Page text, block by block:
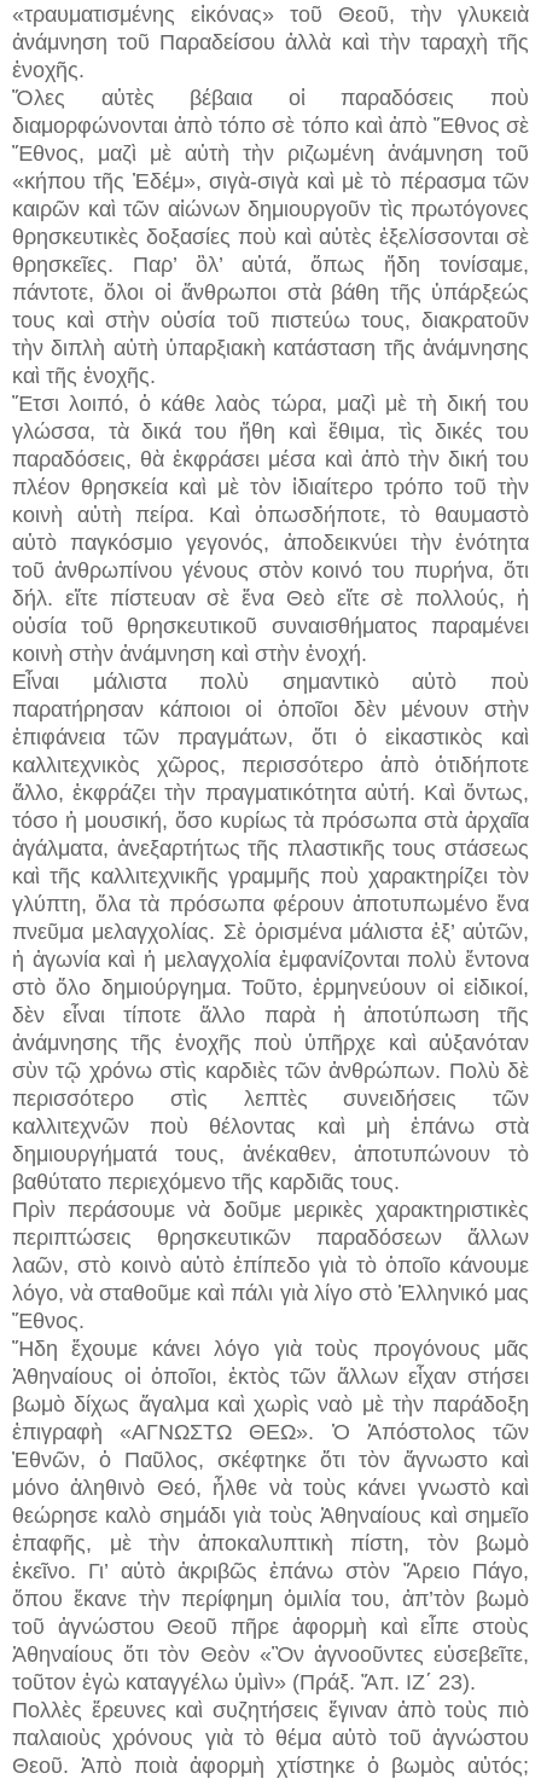
«τραυματισμένης εἰκόνας» τοῦ Θεοῦ, τὴν γλυκειὰ
ἀνάμνηση τοῦ Παραδείσου ἀλλὰ καὶ τὴν ταραχὴ τῆς
ἐνοχῆς.
Ὅλες αὐτὲς βέβαια οἱ παραδόσεις ποὺ
διαμορφώνονται ἀπὸ τόπο σὲ τόπο καὶ ἀπὸ Ἔθνος σὲ
Ἔθνος, μαζὶ μὲ αὐτὴ τὴν ριζωμένη ἀνάμνηση τοῦ
«κήπου τῆς Ἐδέμ», σιγὰ-σιγὰ καὶ μὲ τὸ πέρασμα τῶν
καιρῶν καὶ τῶν αἰώνων δημιουργοῦν τὶς πρωτόγονες
θρησκευτικὲς δοξασίες ποὺ καὶ αὐτὲς ἐξελίσσονται σὲ
θρησκεῖες. Παρ’ ὂλ’ αὐτά, ὅπως ἤδη τονίσαμε,
πάντοτε, ὅλοι οἱ ἄνθρωποι στὰ βάθη τῆς ὑπάρξεώς
τους καὶ στὴν οὐσία τοῦ πιστεύω τους, διακρατοῦν
τὴν διπλὴ αὐτὴ ὑπαρξιακὴ κατάσταση τῆς ἀνάμνησης
καὶ τῆς ἐνοχῆς.
Ἔτσι λοιπό, ὁ κάθε λαὸς τώρα, μαζὶ μὲ τὴ δική του
γλώσσα, τὰ δικά του ἤθη καὶ ἔθιμα, τὶς δικές του
παραδόσεις, θὰ ἐκφράσει μέσα καὶ ἀπὸ τὴν δική του
πλέον θρησκεία καὶ μὲ τὸν ἰδιαίτερο τρόπο τοῦ τὴν
κοινὴ αὐτὴ πείρα. Καὶ ὁπωσδήποτε, τὸ θαυμαστὸ
αὐτὸ παγκόσμιο γεγονός, ἀποδεικνύει τὴν ἑνότητα
τοῦ ἀνθρωπίνου γένους στὸν κοινό του πυρήνα, ὅτι
δήλ. εἴτε πίστευαν σὲ ἕνα Θεὸ εἴτε σὲ πολλούς, ἡ
οὐσία τοῦ θρησκευτικοῦ συναισθήματος παραμένει
κοινὴ στὴν ἀνάμνηση καὶ στὴν ἐνοχή.
Εἶναι μάλιστα πολὺ σημαντικὸ αὐτὸ ποὺ
παρατήρησαν κάποιοι οἱ ὁποῖοι δὲν μένουν στὴν
ἐπιφάνεια τῶν πραγμάτων, ὅτι ὁ εἰκαστικὸς καὶ
καλλιτεχνικὸς χῶρος, περισσότερο ἀπὸ ὁτιδήποτε
ἄλλο, ἐκφράζει τὴν πραγματικότητα αὐτή. Καὶ ὄντως,
τόσο ἡ μουσική, ὅσο κυρίως τὰ πρόσωπα στὰ ἀρχαῖα
ἀγάλματα, ἀνεξαρτήτως τῆς πλαστικῆς τους στάσεως
καὶ τῆς καλλιτεχνικῆς γραμμῆς ποὺ χαρακτηρίζει τὸν
γλύπτη, ὅλα τὰ πρόσωπα φέρουν ἀποτυπωμένο ἕνα
πνεῦμα μελαγχολίας. Σὲ ὁρισμένα μάλιστα ἐξ’ αὐτῶν,
ἡ ἀγωνία καὶ ἡ μελαγχολία ἐμφανίζονται πολὺ ἔντονα
στὸ ὅλο δημιούργημα. Τοῦτο, ἑρμηνεύουν οἱ εἰδικοί,
δὲν εἶναι τίποτε ἄλλο παρὰ ἡ ἀποτύπωση τῆς
ἀνάμνησης τῆς ἐνοχῆς ποὺ ὑπῆρχε καὶ αὐξανόταν
σὺν τῷ χρόνω στὶς καρδιὲς τῶν ἀνθρώπων. Πολὺ δὲ
περισσότερο στὶς λεπτὲς συνειδήσεις τῶν
καλλιτεχνῶν ποὺ θέλοντας καὶ μὴ ἐπάνω στὰ
δημιουργήματά τους, ἀνέκαθεν, ἀποτυπώνουν τὸ
βαθύτατο περιεχόμενο τῆς καρδιᾶς τους.
Πρὶν περάσουμε νὰ δοῦμε μερικὲς χαρακτηριστικὲς
περιπτώσεις θρησκευτικῶν παραδόσεων ἄλλων
λαῶν, στὸ κοινὸ αὐτὸ ἐπίπεδο γιὰ τὸ ὁποῖο κάνουμε
λόγο, νὰ σταθοῦμε καὶ πάλι γιὰ λίγο στὸ Ἑλληνικό μας
Ἔθνος.
Ἤδη ἔχουμε κάνει λόγο γιὰ τοὺς προγόνους μᾶς
Ἀθηναίους οἱ ὁποῖοι, ἐκτὸς τῶν ἄλλων εἶχαν στήσει
βωμὸ δίχως ἄγαλμα καὶ χωρὶς ναὸ μὲ τὴν παράδοξη
ἐπιγραφὴ «ΑΓΝΩΣΤΩ ΘΕΩ». Ὁ Ἀπόστολος τῶν
Ἐθνῶν, ὁ Παῦλος, σκέφτηκε ὅτι τὸν ἄγνωστο καὶ
μόνο ἀληθινὸ Θεό, ἦλθε νὰ τοὺς κάνει γνωστὸ καὶ
θεώρησε καλὸ σημάδι γιὰ τοὺς Ἀθηναίους καὶ σημεῖο
ἐπαφῆς, μὲ τὴν ἀποκαλυπτικὴ πίστη, τὸν βωμὸ
ἐκεῖνο. Γι’ αὐτὸ ἀκριβῶς ἐπάνω στὸν Ἄρειο Πάγο,
ὅπου ἔκανε τὴν περίφημη ὁμιλία του, ἀπ’τὸν βωμὸ
τοῦ ἀγνώστου Θεοῦ πῆρε ἀφορμὴ καὶ εἶπε στοὺς
Ἀθηναίους ὅτι τὸν Θεὸν «Ὂν ἀγνοοῦντες εὐσεβεῖτε,
τοῦτον ἐγὼ καταγγέλω ὑμὶν» (Πράξ. Ἄπ. ΙΖ΄ 23).
Πολλὲς ἔρευνες καὶ συζητήσεις ἔγιναν ἀπὸ τοὺς πιὸ
παλαιοὺς χρόνους γιὰ τὸ θέμα αὐτὸ τοῦ ἀγνώστου
Θεοῦ. Ἀπὸ ποιὰ ἀφορμὴ χτίστηκε ὁ βωμὸς αὐτός;